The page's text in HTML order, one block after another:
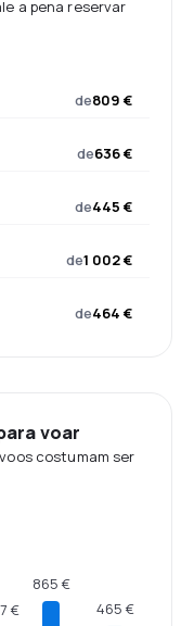
a pena reservar
de809 €
de636 €
de445 €
de1 002 €
de464 €
voar
costumam ser
€
865 €
465 €